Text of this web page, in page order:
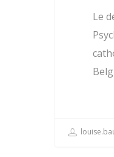
Le